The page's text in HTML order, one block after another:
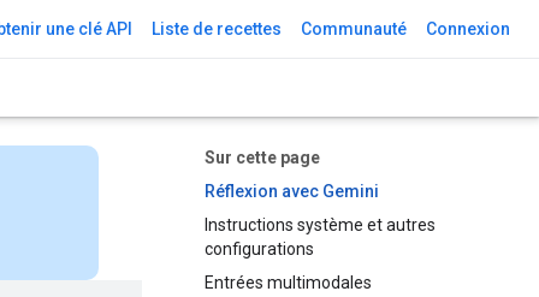
une clé API Liste de recettes Communauté Connexion
Sur cette page
Réflexion avec Gemini
Instructions système et autres
configurations
Entrées multimodales